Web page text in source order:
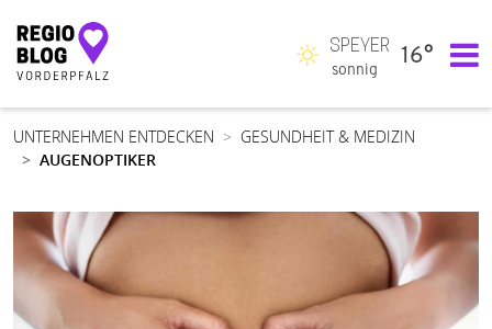
Hauptnavigation
SPEYER
sonnig
16°
UNTERNEHMEN ENTDECKEN
GESUNDHEIT & MEDIZIN
AUGENOPTIKER